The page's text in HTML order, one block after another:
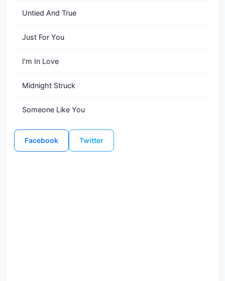
Untied And True
Just For You
I'm In Love
Midnight Struck
Someone Like You
Facebook Twitter